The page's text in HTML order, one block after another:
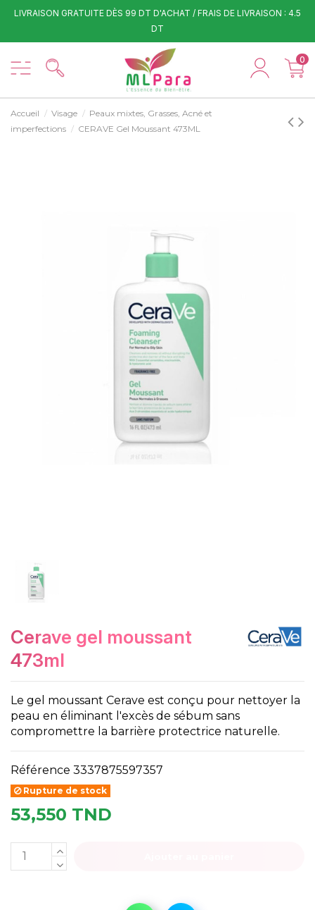
LIVRAISON GRATUITE DÈS 99 DT D'ACHAT / FRAIS DE LIVRAISON : 4.5
DT
0
Accueil Visage
Peaux mixtes, Grasses, Acné et
imperfections
CERAVE Gel Moussant 473ML
cerave gel moussant
473ml
Le gel moussant Cerave est conçu pour nettoyer la
peau en éliminant l'excès de sébum sans
compromettre la barrière protectrice naturelle.
Référence 3337875597357
Rupture de stock
53,550 TND